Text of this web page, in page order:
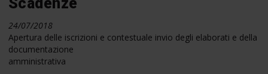
Scadenze
24/07/2018
Apertura delle iscrizioni e contestuale invio degli elaborati e della
documentazione
amministrativa